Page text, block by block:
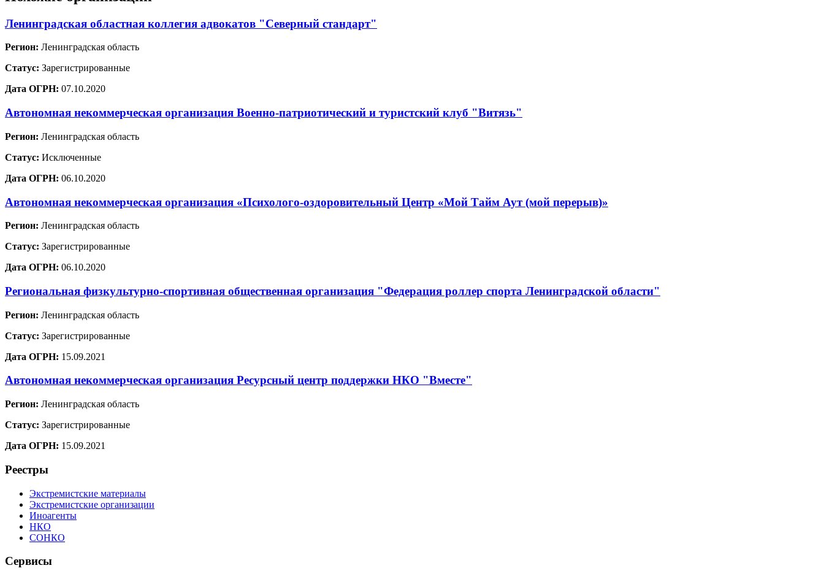
Ленинградская областная коллегия адвокатов "Северный стандарт"
Регион: Ленинградская область
Статус: Зарегистрированные
Дата ОГРН: 07.10.2020
Автономная некоммерческая организация Военно-патриотический и туристский клуб "Витязь"
Регион: Ленинградская область
Статус: Исключенные
Дата ОГРН: 06.10.2020
Автономная некоммерческая организация «Психолого-оздоровительный Центр «Мой Тайм Аут (мой перерыв)»
Регион: Ленинградская область
Статус: Зарегистрированные
Дата ОГРН: 06.10.2020
Региональная физкультурно-спортивная общественная организация "Федерация роллер спорта Ленинградской области"
Регион: Ленинградская область
Статус: Зарегистрированные
Дата ОГРН: 15.09.2021
Автономная некоммерческая организация Ресурсный центр поддержки НКО "Вместе"
Регион: Ленинградская область
Статус: Зарегистрированные
Дата ОГРН: 15.09.2021
Реестры
Экстремистские материалы
Экстремистские организации
Иноагенты
НКО
СОНКО
Сервисы